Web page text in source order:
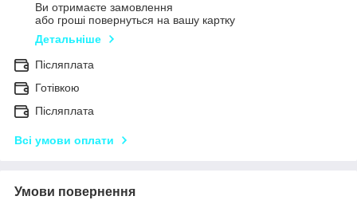
Ви отримаєте замовлення
або гроші повернуться на вашу картку
Детальніше
Післяплата
Готівкою
Післяплата
Всі умови оплати
Умови повернення